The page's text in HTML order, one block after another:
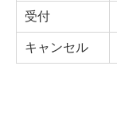
受付
キャンセル